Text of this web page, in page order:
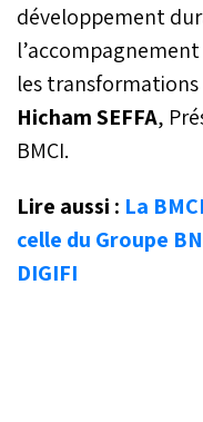
développement
les transformations
Hicham SEFFA,
BMCI.
Lire aussi : La
celle du Groupe
DIGIFI